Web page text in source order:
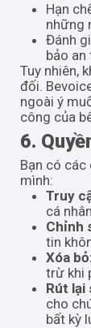
Hạn
những
Đánh
bảo an
Tuy nhiên,
đối.
ngoài ý
công của
6.
Bạn có
mình:
Truy
cá
Chỉnh
tin
Xóa
trừ khi
Rút lại
cho
bất kỳ